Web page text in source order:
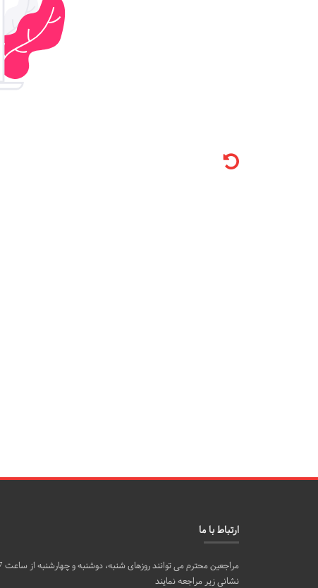
ارتباط با ما
نشانی زیر مراجعه نمایند